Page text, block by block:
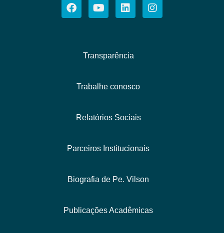
Transparência
Trabalhe conosco
Relatórios Sociais
Parceiros Institucionais
Biografia de Pe. Vilson
Publicações Acadêmicas